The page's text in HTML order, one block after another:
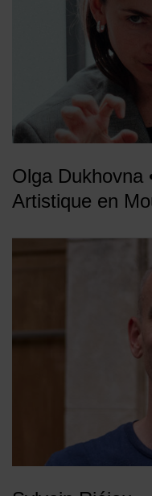
Olga Dukhovna
Artistique en